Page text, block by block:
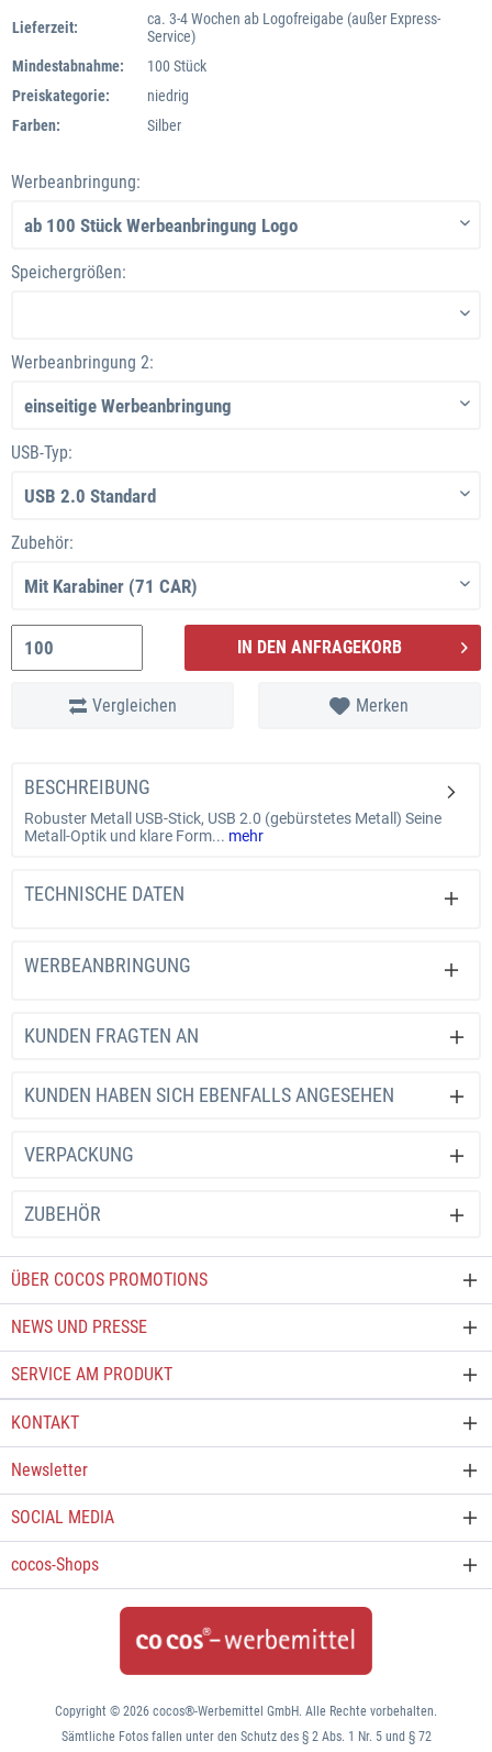
Lieferzeit:
ca. 3-4 Wochen ab Logofreigabe (außer Express-
Service)
Mindestabnahme:
100 Stück
Preiskategorie:
niedrig
Farben:
Silber
Werbeanbringung:
Speichergrößen:
Werbeanbringung 2:
USB-Typ:
Zubehör:
IN DEN ANFRAGEKORB
Vergleichen Merken
BESCHREIBUNG
Robuster Metall USB-Stick, USB 2.0 (gebürstetes Metall) Seine
Metall-Optik und klare Form... mehr
TECHNISCHE DATEN
WERBEANBRINGUNG
KUNDEN FRAGTEN AN
KUNDEN HABEN SICH EBENFALLS ANGESEHEN
VERPACKUNG
ZUBEHÖR
ÜBER COCOS PROMOTIONS
NEWS UND PRESSE
SERVICE AM PRODUKT
KONTAKT
Newsletter
SOCIAL MEDIA
cocos-Shops
Copyright © 2026 cocos®-Werbemittel GmbH. Alle Rechte vorbehalten.
Sämtliche Fotos fallen unter den Schutz des § 2 Abs. 1 Nr. 5 und § 72